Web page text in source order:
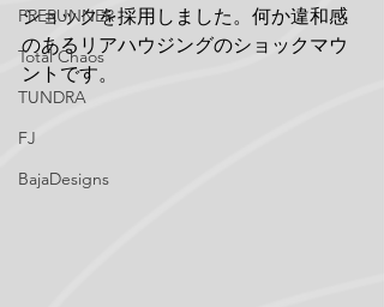
PRERUNNER
Total Chaos
TUNDRA
FJ
BajaDesigns
ショックを採用しました。何か違和感
のあるリアハウジングのショックマウ
ントです。